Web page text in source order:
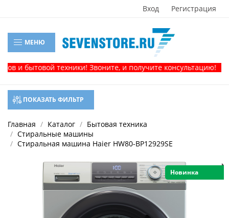
Вход Регистрация
МЕНЮ
техники! Звоните, и получите консультацию!
ПОКАЗАТЬ ФИЛЬТР
Главная Каталог
Бытовая техника
Стиральные машины
Стиральная машина Haier HW80-BP12929SE
Новинка